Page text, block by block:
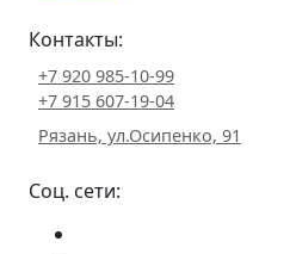
Контакты:
+7 920 985-10-99
+7 915 607-19-04
Рязань, ул.Осипенко, 91
Соц. сети: